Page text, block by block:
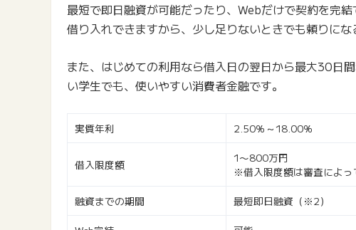
最短で即日融資が可能だったり、Webだけで契約を完
借り入れできますから、少し足りないときでも頼りにな
また、はじめての利用なら借入日の翌日から最大30日
い学生でも、使いやすい消費者金融です。
実質年利 2.50％～18.00％
借入限度額
1〜800万円
※借入限度額は審査によっ
融資までの期間 最短即日融資（※2）